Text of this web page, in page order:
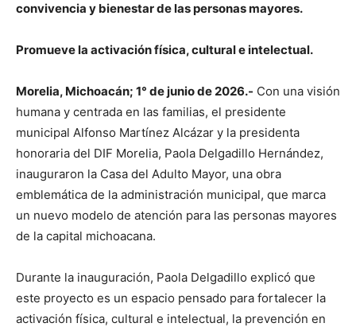
convivencia y bienestar de las personas mayores.
Promueve la activación física, cultural e intelectual.
Morelia, Michoacán; 1° de junio de 2026.- Con una visión
humana y centrada en las familias, el presidente
municipal Alfonso Martínez Alcázar y la presidenta
honoraria del DIF Morelia, Paola Delgadillo Hernández,
inauguraron la Casa del Adulto Mayor, una obra
emblemática de la administración municipal, que marca
un nuevo modelo de atención para las personas mayores
de la capital michoacana.
Durante la inauguración, Paola Delgadillo explicó que
este proyecto es un espacio pensado para fortalecer la
activación física, cultural e intelectual, la prevención en